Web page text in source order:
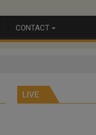
CONTACT
LIVE